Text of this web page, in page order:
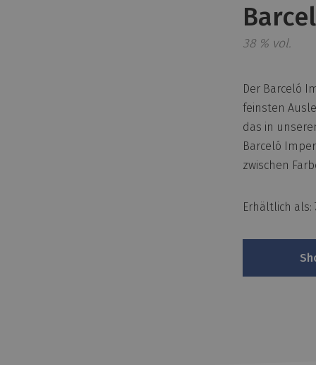
38 % vol.
Der Barceló
feinsten
das in
Barceló
zwischen
Erhältlich als: